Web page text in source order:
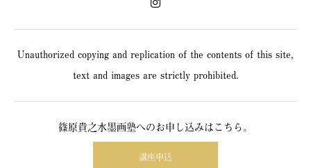
Unauthorized copying and replication of the contents of this site,
text and images are strictly prohibited.
篠原貴之水墨画塾へのお申し込みはこちら。
講座申込